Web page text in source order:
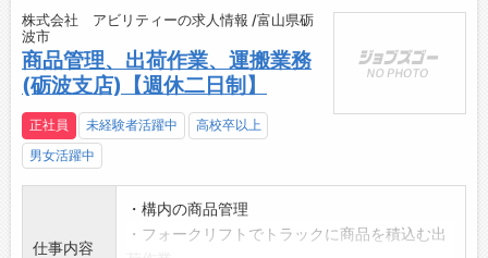
株式会社 アビリティーの求人情報 /富山県砺
波市
商品管理、出荷作業、運搬業務
(砺波支店)【週休二日制】
正社員 未経験者活躍中
高校卒以上
男女活躍中
仕事内容
・構内の商品管理
・フォークリフトでトラックに商品を積込む出